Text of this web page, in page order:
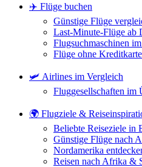
✈️ Flüge buchen
Günstige Flüge
Last-Minute-Flüge ab
Flugsuchmaschinen
Flüge ohne
🛩️ Airlines im Vergleich
Fluggesellschaften im
🌍 Flugziele &
Beliebte Reiseziele in
Günstige Flüge nach
Nordamerika
Reisen nach Afrika &